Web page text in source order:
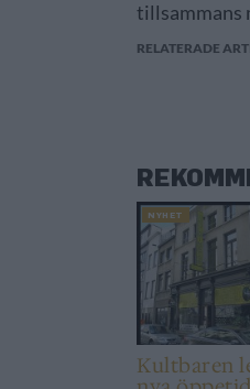
tillsammans
RELATERADE
NYHET
Kultbaren